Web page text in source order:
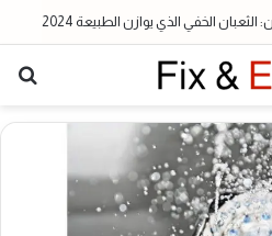
الخفي الذي يوازن الطبيعة 2024